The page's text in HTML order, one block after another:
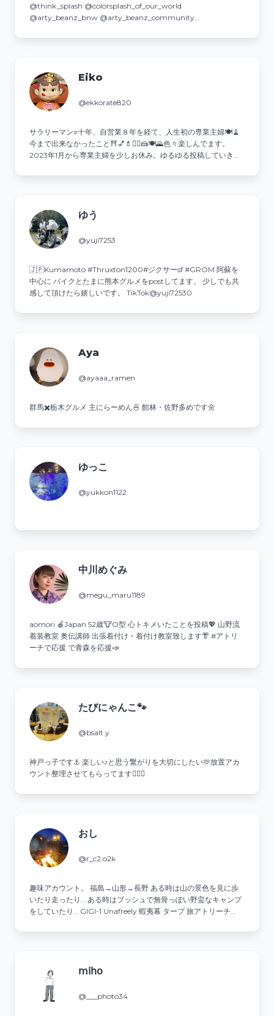
@think_splash @colorsplash_of_our_world
@arty_beanz_bnw @arty_beanz_community
Eiko
@ekkorate820
サラリーマン○十年、自営業８年を経て、人生初の専業主婦🍽🧹
今まで出来なかったこと⛩💅💄💇‍♀️🍰🍽🌄色々楽しんでます。
2023年1月から専業主婦を少しお休み。ゆるゆる投稿していきま
ゆう
@yuji7253
🇯🇵Kumamoto #Thruxton1200#ジクサーsf #GROM 阿蘇を
中心に バイクとたまに熊本グルメをpostしてます。 少しでも共
感して頂けたら嬉しいです。 TikTok@yuji72530
Aya
@ayaaa_ramen
群馬✖️栃木グルメ 主にらーめん🍜 館林・佐野多めです🌼
ゆっこ
@yukkon1122
中川めぐみ
@megu_maru1189
aomori 🍎Japan 52歳🐮O型 心トキメいたことを投稿💖 山野流
着装教室 奥伝講師 出張着付け・着付け教室致します👘 #アトリ
ーチで応援 で青森を応援📣
たびにゃんこ🐾
@bsalt.y
神戸っ子です⚓ 楽しい♪と思う繋がりを大切にしたい🫶放置アカ
ウント整理させてもらってます🙇🏻‍♀️
おし
@r_c2.o2k
趣味アカウント。 福島→山形→長野 ある時は山の景色を見に歩
いたり走ったり… ある時はブッシュで無骨っぽい野蛮なキャンプ
をしていたり… GIGI-1 Unafreely 蝦夷幕 タープ 旅アトリーチ
𝗆𝗂𝗁𝗈
@___photo34